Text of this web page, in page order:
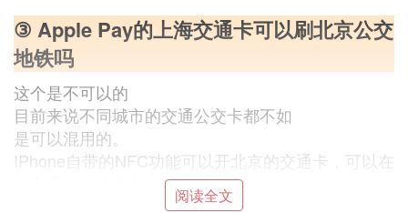
③ Apple Pay的上海交通卡可以刷北京公交
地铁吗
这个是不可以的
目前来说不同城市的交通公交卡都不如
是可以混用的。
IPhone自带的NFC功能可以开北京的交通卡，可以在
北京乘坐地铁和公交的。
阅读全文